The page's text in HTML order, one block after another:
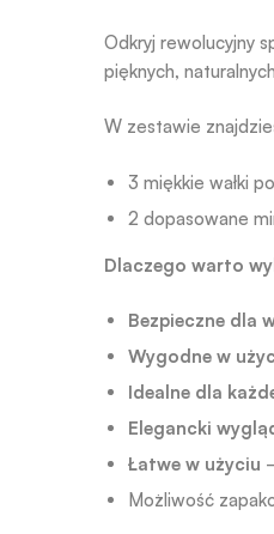
Odkryj rewolucyjny
pięknych,
W zestawie
3 miękkie wałki
2 dopasowane
Dlaczego warto
Bezpieczne dla
Wygodne w
Idealne dla
Elegancki
Łatwe w użyciu
Możliwość